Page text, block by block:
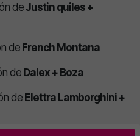
deJustin quiles +
deFrench Montana
deDalex + Boza
deElettra Lamborghini +